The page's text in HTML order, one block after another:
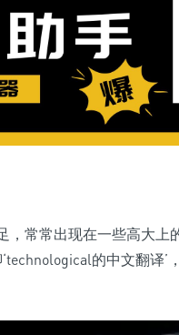
，常常出现在一些高大上
的中文翻译’